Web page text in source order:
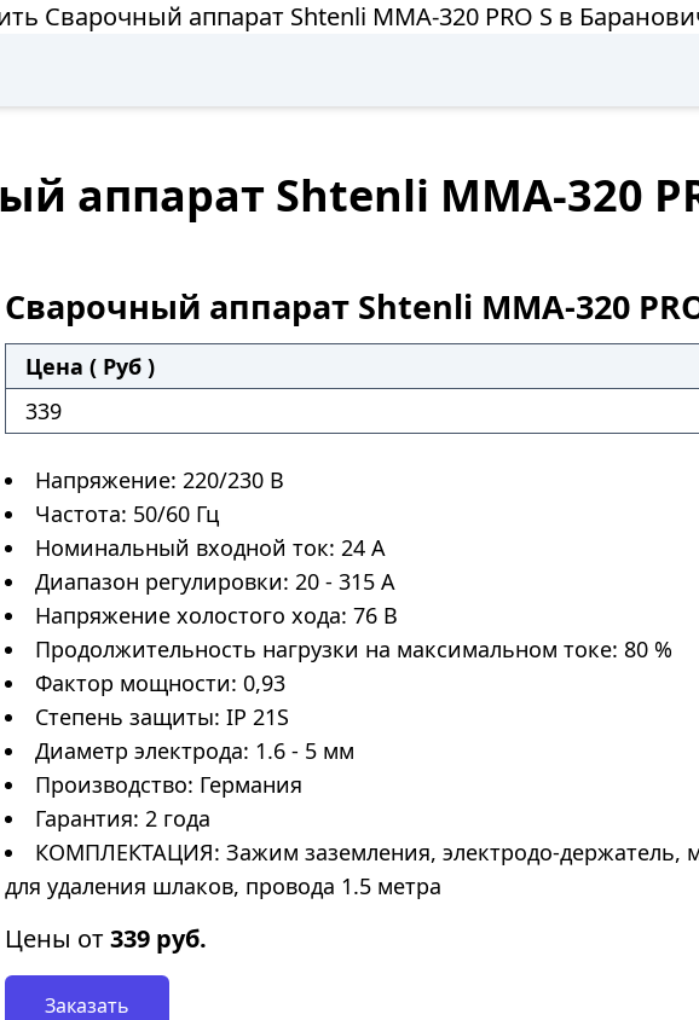
Сварочный аппарат Shtenli MMA-320 PRO S в
аппарат Shtenli MMA-320
Сварочный аппарат Shtenli MMA-320
Цена ( Руб )
339
Напряжение: 220/230 В
Частота: 50/60 Гц
Номинальный входной ток: 24 А
Диапазон регулировки: 20 - 315 А
Напряжение холостого хода: 76 В
Продолжительность нагрузки на максимальном токе: 80 %
Фактор мощности: 0,93
Степень защиты: IP 21S
Диаметр электрода: 1.6 - 5 мм
Производство: Германия
Гарантия: 2 года
КОМПЛЕКТАЦИЯ: Зажим заземления, электродо-держатель,
для удаления шлаков, провода 1.5 метра
Цены от339 руб.
Заказать